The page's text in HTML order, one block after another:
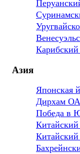
Азия
Японская
Дирхам
Победа в